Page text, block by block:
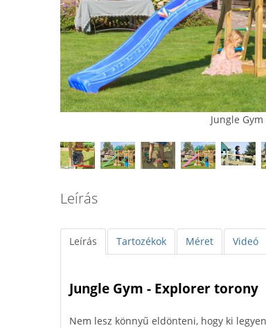
Jungle
Leírás
Leírás Tartozékok Méret Videó
Jungle Gym - Explorer torony
Nem lesz könnyű eldönteni, hogy ki